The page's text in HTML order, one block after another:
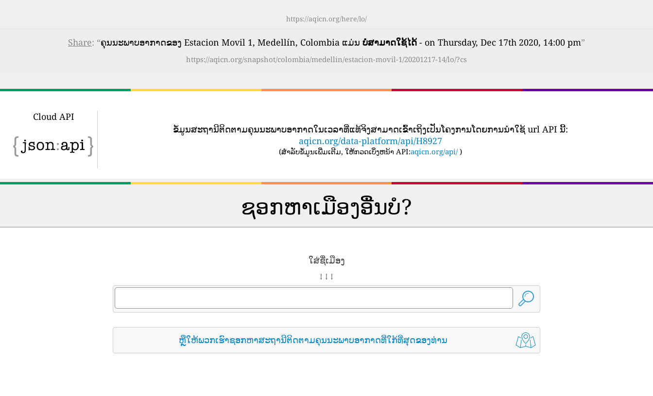
https://aqicn.org/here/lo/
Share: “ຄຸນນະພາບອາກາດຂອງ Estacion Movil 1, Medellín, Colombia ແມ່ນ ບໍ່ສາມາດໃຊ້ໄດ້ - on Thursday, Dec 17th 2020, 14:00 pm”
https://aqicn.org/snapshot/colombia/medellin/estacion-movil-1/20201217-14/lo/?cs
Cloud API
ຂໍ້​ມູນ​ສະ​ຖາ​ນີ​ຕິດ​ຕາມ​ຄຸນ​ນະ​ພາບ​ອາ​ກາດ​ໃນ​ເວ​ລາ​ທີ່​ແທ້​ຈິງ​ສາ​ມາດ​ເຂົ້າ​ເຖິງ​ເປັນ​ໂຄງ​ການ​ໂດຍ​ການ​ນໍາ​ໃຊ້ url API ນີ້​:
aqicn.org/data-platform/api/H8927
(ສໍາລັບຂໍ້ມູນເພີ່ມເຕີມ, ໃຫ້ກວດເບິ່ງຫນ້າ API:aqicn.org/api/ )
ຊອກຫາເມືອງອື່ນບໍ?
ໃສ່ຊື່ເມືອງ
↓ ↓ ↓
ຫຼືໃຫ້ພວກເຮົາຊອກຫາສະຖານີຕິດຕາມຄຸນນະພາບອາກາດທີ່ໃກ້ທີ່ສຸດຂອງທ່ານ